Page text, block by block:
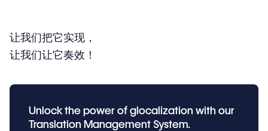
让我们把它实现，
让我们让它奏效！
Unlock the power of glocalization with our
Translation Management System.